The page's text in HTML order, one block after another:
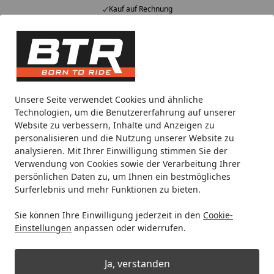
Unsere Seite verwendet Cookies und ähnliche
Technologien, um die Benutzererfahrung auf unserer
Website zu verbessern, Inhalte und Anzeigen zu
personalisieren und die Nutzung unserer Website zu
analysieren. Mit Ihrer Einwilligung stimmen Sie der
Verwendung von Cookies sowie der Verarbeitung Ihrer
persönlichen Daten zu, um Ihnen ein bestmögliches
Surferlebnis und mehr Funktionen zu bieten.
Sie können Ihre Einwilligung jederzeit in den Cookie-
Einstellungen anpassen oder widerrufen.
Ja, verstanden
Kauf auf Rechnung
Alle Produkte
Mein Konto
Suchen
Startseite
Motorradteile & Ersatzteile Anbauteile
BODYSTYLE Sportsline Bugspoiler
ABS Kunststoff unlackiert für
YAMAHA MT-07, MT-07 Automatik
(Y-AMT), XSR700 / XTribute / Legacy